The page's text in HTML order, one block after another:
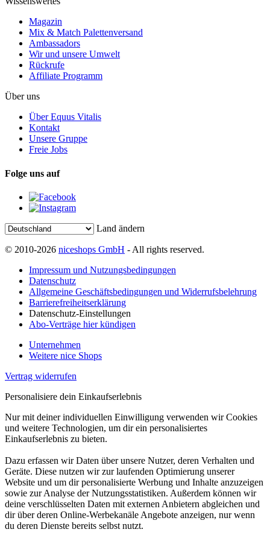
Magazin
Mix & Match Palettenversand
Ambassadors
Wir und unsere Umwelt
Rückrufe
Affiliate Programm
Über uns
Über Equus Vitalis
Kontakt
Unsere Gruppe
Freie Jobs
Folge uns auf
Land ändern
© 2010-2026 niceshops GmbH - All rights reserved.
Impressum und Nutzungsbedingungen
Datenschutz
Allgemeine Geschäftsbedingungen und Widerrufsbelehrung
Barrierefreiheitserklärung
Datenschutz-Einstellungen
Abo-Verträge hier kündigen
Unternehmen
Weitere nice Shops
Vertrag widerrufen
Personalisiere dein Einkaufserlebnis
Nur mit deiner individuellen Einwilligung verwenden wir Cookies
und weitere Technologien, um dir ein personalisiertes
Einkaufserlebnis zu bieten.
Dazu erfassen wir Daten über unsere Nutzer, deren Verhalten und
Geräte. Diese nutzen wir zur laufenden Optimierung unserer
Website und um dir personalisierte Werbung und Inhalte anzuzeigen
sowie zur Analyse der Nutzungsstatistiken. Außerdem können wir
deine verschlüsselten Daten mit externen Anbietern abgleichen und
dir über deren Online-Werbekanäle Angebote anzeigen, nur wenn
du deren Dienste bereits selbst nutzt.